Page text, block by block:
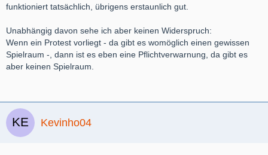
funktioniert tatsächlich, übrigens erstaunlich gut.
Unabhängig davon sehe ich aber keinen Widerspruch:
Wenn ein Protest vorliegt - da gibt es womöglich einen gewissen
Spielraum -, dann ist es eben eine Pflichtverwarnung, da gibt es
aber keinen Spielraum.
Kevinho04